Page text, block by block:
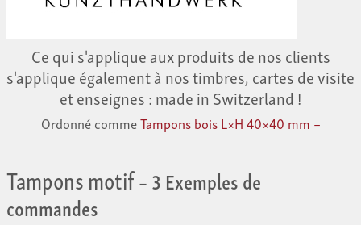
Ce qui s'applique aux produits de nos clients
s'applique également à nos timbres, cartes de visite
et enseignes : made in Switzerland !
Ordonné commeTampons bois L×H 40×40 mm –
Tampons motif– 3 Exemples de
commandes